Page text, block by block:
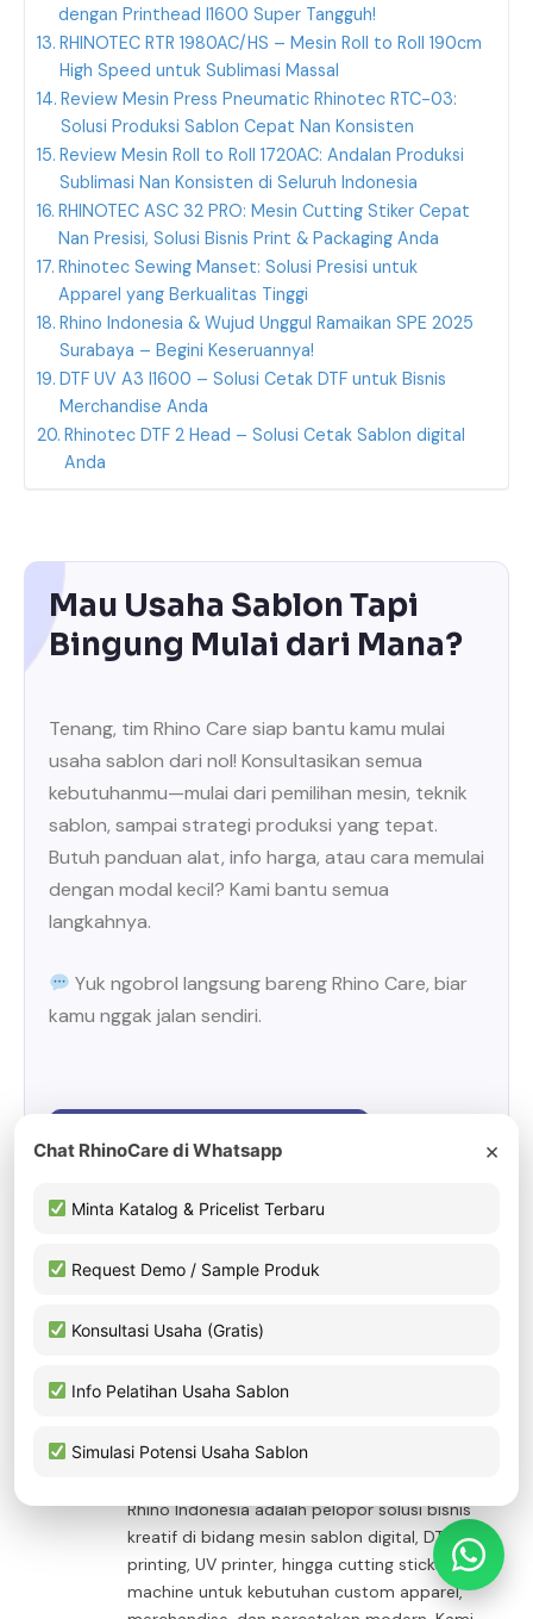
dengan Printhead I1600 Super Tangguh!
RHINOTEC RTR 1980AC/HS – Mesin Roll to Roll 190cm
High Speed untuk Sublimasi Massal
Review Mesin Press Pneumatic Rhinotec RTC-03:
Solusi Produksi Sablon Cepat Nan Konsisten
Review Mesin Roll to Roll 1720AC: Andalan Produksi
Sublimasi Nan Konsisten di Seluruh Indonesia
RHINOTEC ASC 32 PRO: Mesin Cutting Stiker Cepat
Nan Presisi, Solusi Bisnis Print & Packaging Anda
Rhinotec Sewing Manset: Solusi Presisi untuk
Apparel yang Berkualitas Tinggi
Rhino Indonesia & Wujud Unggul Ramaikan SPE 2025
Surabaya – Begini Keseruannya!
DTF UV A3 I1600 – Solusi Cetak DTF untuk Bisnis
Merchandise Anda
Rhinotec DTF 2 Head – Solusi Cetak Sablon digital
Anda
Mau Usaha Sablon Tapi
Bingung Mulai dari Mana?
Tenang, tim Rhino Care siap bantu kamu mulai
usaha sablon dari nol! Konsultasikan semua
kebutuhanmu—mulai dari pemilihan mesin, teknik
sablon, sampai strategi produksi yang tepat.
Butuh panduan alat, info harga, atau cara memulai
dengan modal kecil? Kami bantu semua
langkahnya.
Yuk ngobrol langsung bareng Rhino Care, biar
kamu nggak jalan sendiri.
Konsultasi Gratis Sekarang
FacebookTwitter Pinterest
WebsiteFacebookPinterestInstagramLinkedIn
Rhino Indonesia adalah pelopor solusi bisnis
kreatif di bidang mesin sablon digital, DTF
printing, UV printer, hingga cutting sticker
machine untuk kebutuhan custom apparel,
Chat RhinoCare di Whatsapp ×
Minta Katalog & Pricelist Terbaru
Request Demo / Sample Produk
Konsultasi Usaha (Gratis)
Info Pelatihan Usaha Sablon
Simulasi Potensi Usaha Sablon